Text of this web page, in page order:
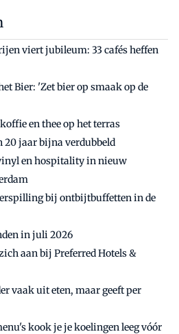
viert jubileum: 33 cafés heffen
Bier: 'Zet bier op smaak op de
en thee op het terras
jaar bijna verdubbeld
en hospitality in nieuw
bij ontbijtbuffetten in de
in juli 2026
aan bij Preferred Hotels &
vaak uit eten, maar geeft per
kook je je koelingen leeg vóór